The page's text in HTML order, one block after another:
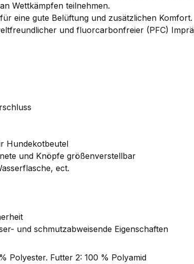
Wettkämpfen teilnehmen.
eine gute Belüftung und zusätzlichen Komfort.
und fluorcarbonfreier (PFC)
Hundekotbeutel
und Knöpfe größenverstellbar
ect.
und schmutzabweisende Eigenschaften
Polyester. Futter 2: 100 % Polyamid